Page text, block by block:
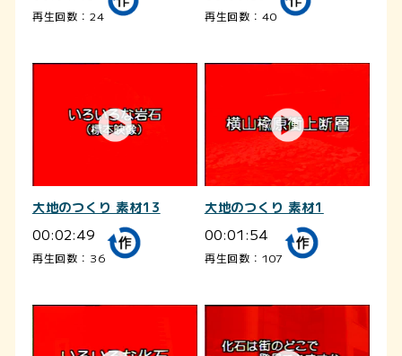
再生回数：24 再生回数：40
大地のつくり 素材13
00:02:49
再生回数：36
大地のつくり 素材1
00:01:54
再生回数：107